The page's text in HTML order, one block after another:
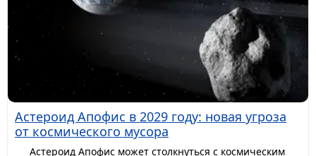
Астероид Апофис в 2029 году: новая угроза
от космического мусора
Астероид Апофис может столкнуться с космическим